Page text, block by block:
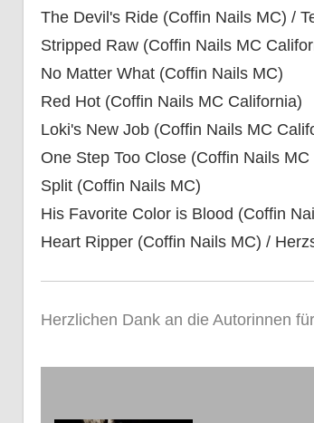
The Devil's Ride (Coffin Nails MC) /
Stripped Raw (Coffin Nails MC
No Matter What (Coffin Nails MC)
Red Hot (Coffin Nails MC California)
Loki's New Job (Coffin Nails MC
One Step Too Close (Coffin Nails
Split (Coffin Nails MC)
His Favorite Color is Blood (Coffin
Heart Ripper (Coffin Nails MC) /
Herzlichen Dank an die Autorinnen